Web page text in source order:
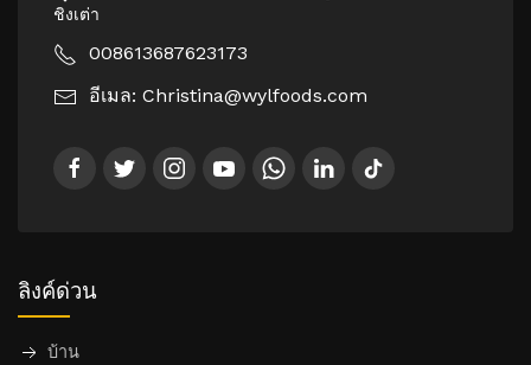
ชิงเต่า
008613687623173
อีเมล: Christina@wylfoods.com
ลิงค์ด่วน
บ้าน